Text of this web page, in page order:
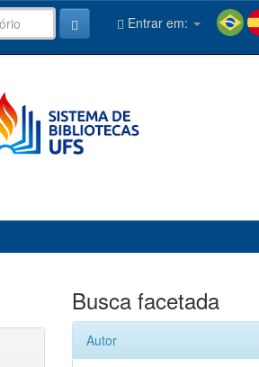
Entrar em:
Busca facetada
Autor